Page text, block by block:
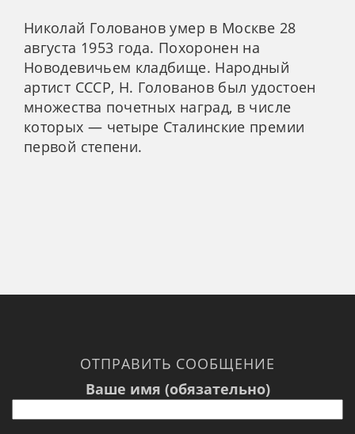
Николай Голованов умер в Москве 28
августа 1953 года. Похоронен на
Новодевичьем кладбище. Народный
артист СССР, Н. Голованов был удостоен
множества почетных наград, в числе
которых — четыре Сталинские премии
первой степени.
ОТПРАВИТЬ СООБЩЕНИЕ
Ваше имя (обязательно)